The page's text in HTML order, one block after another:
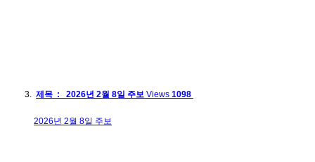
제목 : 2026년 2월 8일 주보 Views 1098
2026년 2월 8일 주보